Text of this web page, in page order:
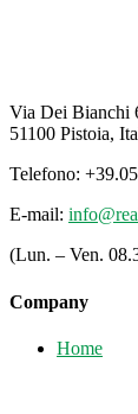
Via Dei Bianchi
51100 Pistoia,
Telefono:
E-mail:
(Lun. – Ven.
Company
Home